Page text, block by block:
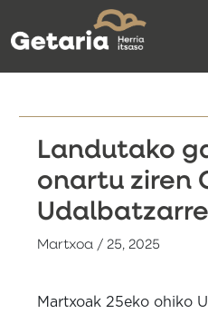
Landutako
onartu ziren
Martxoa / 25, 2025
Martxoak 25eko ohiko